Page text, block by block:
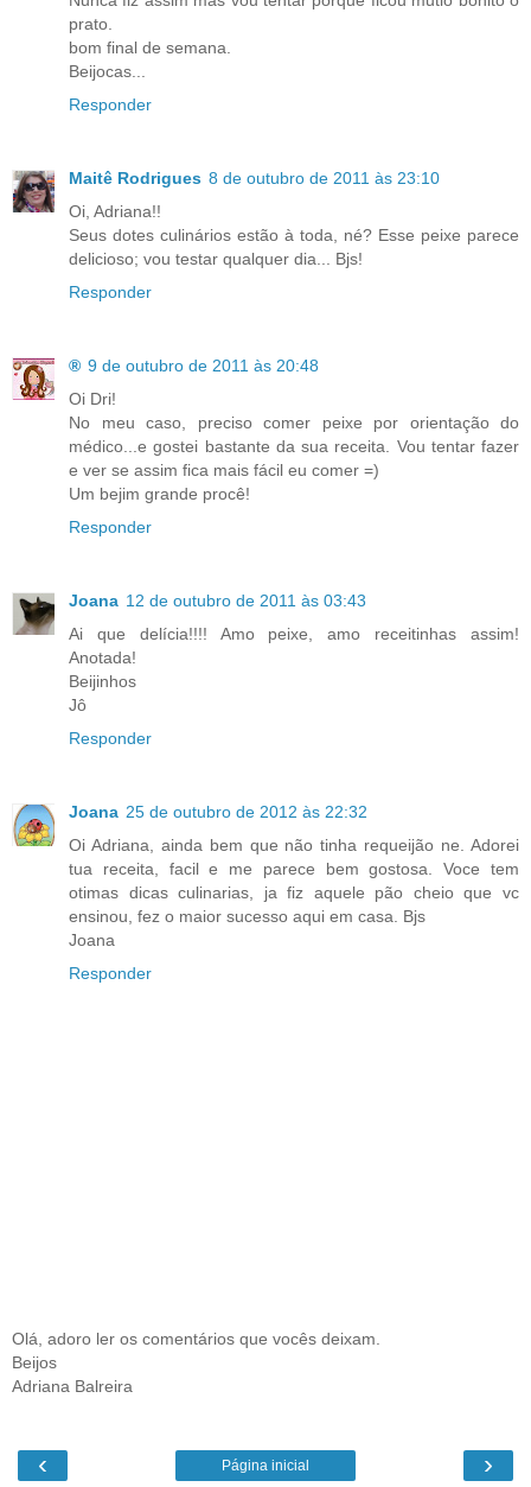
prato.
bom final de semana.
Beijocas...
Responder
Maitê Rodrigues 8 de outubro de 2011 às 23:10
Oi, Adriana!!
Seus dotes culinários estão à toda, né? Esse peixe parece
delicioso; vou testar qualquer dia... Bjs!
Responder
® 9 de outubro de 2011 às 20:48
Oi Dri!
No meu caso, preciso comer peixe por orientação do
médico...e gostei bastante da sua receita. Vou tentar fazer
e ver se assim fica mais fácil eu comer =)
Um bejim grande procê!
Responder
Joana 12 de outubro de 2011 às 03:43
Ai que delícia!!!! Amo peixe, amo receitinhas assim!
Anotada!
Beijinhos
Jô
Responder
Joana 25 de outubro de 2012 às 22:32
Oi Adriana, ainda bem que não tinha requeijão ne. Adorei
tua receita, facil e me parece bem gostosa. Voce tem
otimas dicas culinarias, ja fiz aquele pão cheio que vc
ensinou, fez o maior sucesso aqui em casa. Bjs
Joana
Responder
Olá, adoro ler os comentários que vocês deixam.
Beijos
Adriana Balreira
‹ ›
Página inicial